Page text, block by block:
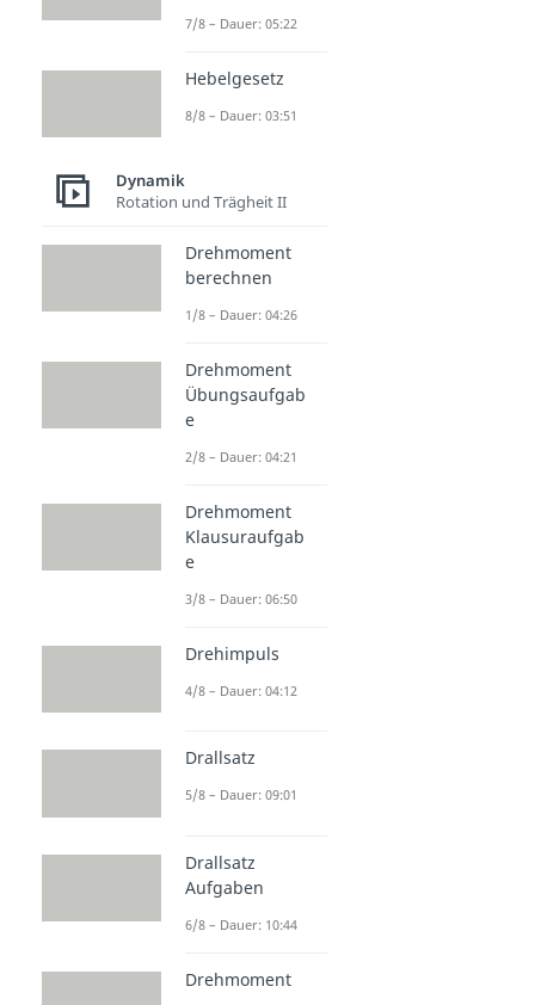
7/8 – Dauer: 05:22
Hebelgesetz
8/8 – Dauer: 03:51
Dynamik
Rotation und Trägheit II
Drehmoment
berechnen
1/8 – Dauer: 04:26
Drehmoment
Übungsaufgab
e
2/8 – Dauer: 04:21
Drehmoment
Klausuraufgab
e
3/8 – Dauer: 06:50
Drehimpuls
4/8 – Dauer: 04:12
Drallsatz
5/8 – Dauer: 09:01
Drallsatz
Aufgaben
6/8 – Dauer: 10:44
Drehmoment